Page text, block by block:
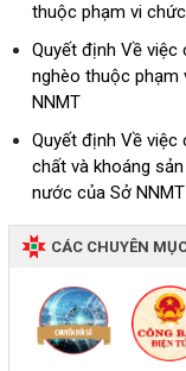
thuộc phạm vi
Quyết định Về việc
nghèo thuộc phạm
NNMT
Quyết định Về việc
chất và khoáng
nước của Sở NNMT
CÁC CHUYÊN